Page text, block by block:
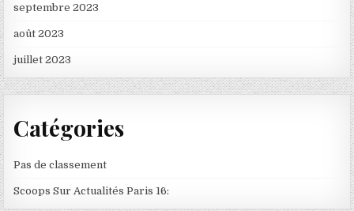
septembre 2023
août 2023
juillet 2023
Catégories
Pas de classement
Scoops Sur Actualités Paris 16: